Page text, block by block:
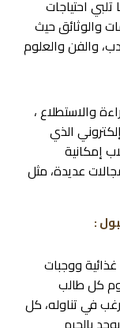
احتياجات
والوثائق حيث
والفن والعلوم
والاستطلاع ،
الذي
إمكانية
عديدة، مثل
:
ووجبات
كل طالب
في تناوله، كل